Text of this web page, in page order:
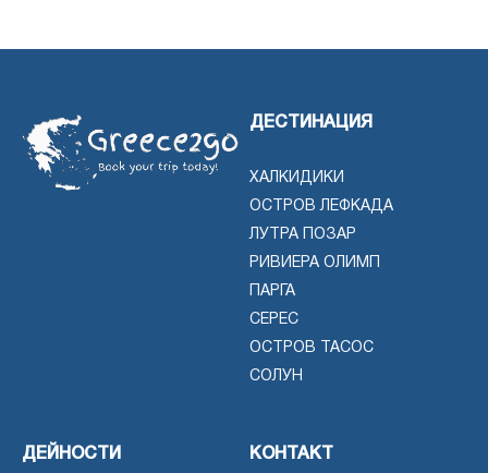
ДЕСТИНАЦИЯ
ХАЛКИДИКИ
ОСТРОВ ЛЕФКАДА
ЛУТРА ПОЗАР
РИВИЕРА ОЛИМП
ПАРГА
СЕРЕС
ОСТРОВ ТАСОС
СОЛУН
ДЕЙНОСТИ КОНТАКТ